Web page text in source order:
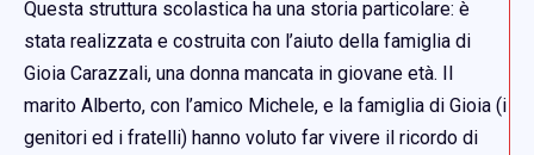
Questa struttura scolastica ha una storia particolare: è
stata realizzata e costruita con l’aiuto della famiglia di
Gioia Carazzali, una donna mancata in giovane età. Il
marito Alberto, con l’amico Michele, e la famiglia di Gioia (i
genitori ed i fratelli) hanno voluto far vivere il ricordo di